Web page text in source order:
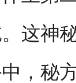
这神
，秘